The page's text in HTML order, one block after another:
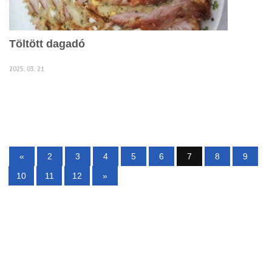
Töltött dagadó
2025. 03. 21
« 2 3 4 5 6 7 8
9
10
11 12 »